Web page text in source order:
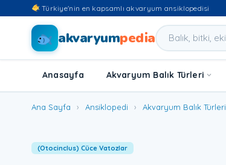
Türkiye'nin en kapsamlı akvaryum ansiklopedisi
akvaryumpedia
Anasayfa Akvaryum Balık Türleri
Ana Sayfa › Ansiklopedi › Akvaryum Balık Türleri
(Otocinclus) Cüce Vatozlar